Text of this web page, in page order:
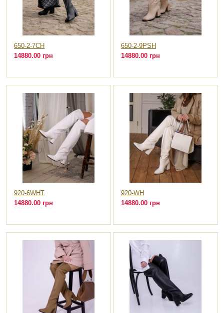
650-2-7CH
14880.00 грн
650-2-9PSH
14880.00 грн
920-6WHT
14880.00 грн
920-WH
14880.00 грн